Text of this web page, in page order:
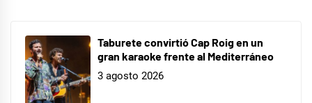
Taburete convirtió Cap Roig en un
gran karaoke frente al Mediterráneo
3 agosto 2026